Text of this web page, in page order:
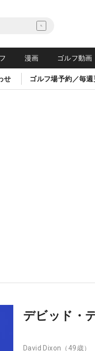
漫画 ゴルフ動画
せ ゴルフ場予約／毎
デビッド・
David Dixon （49歳）